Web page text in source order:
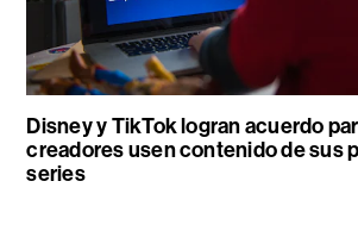
Disney y TikTok logran acuerdo
creadores usen contenido de sus
series